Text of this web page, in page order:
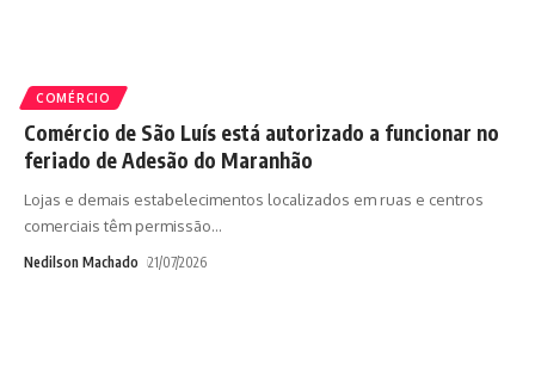
COMÉRCIO
Comércio de São Luís está autorizado a funcionar no
feriado de Adesão do Maranhão
Lojas e demais estabelecimentos localizados em ruas e centros
comerciais têm permissão…
Nedilson Machado 21/07/2026